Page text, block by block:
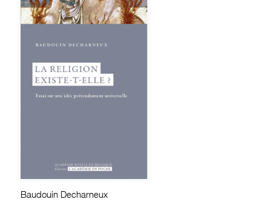
Baudouin Decharneux